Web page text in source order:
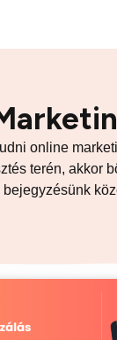
online
terén, akkor
bejegyzésünk